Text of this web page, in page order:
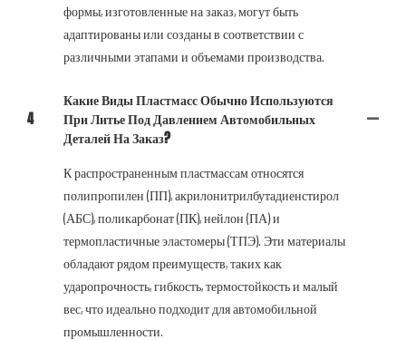
формы, изготовленные на заказ, могут быть
адаптированы или созданы в соответствии с
различными этапами и объемами производства.
4
Какие Виды Пластмасс Обычно Используются
При Литье Под Давлением Автомобильных
Деталей На Заказ?
К распространенным пластмассам относятся
полипропилен (ПП), акрилонитрилбутадиенстирол
(АБС), поликарбонат (ПК), нейлон (ПА) и
термопластичные эластомеры (ТПЭ). Эти материалы
обладают рядом преимуществ, таких как
ударопрочность, гибкость, термостойкость и малый
вес, что идеально подходит для автомобильной
промышленности.